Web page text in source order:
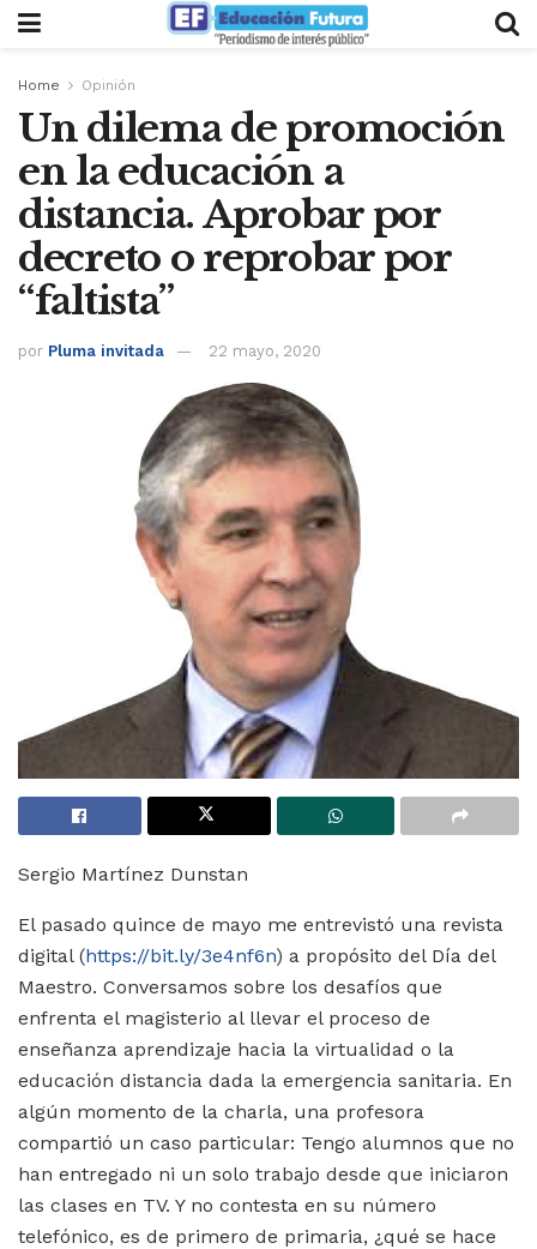
Home Opinión
Un dilema de promoción
en la educación a
distancia. Aprobar por
decreto o reprobar por
“faltista”
por Pluma invitada 22 mayo, 2020
Sergio Martínez Dunstan
El pasado quince de mayo me entrevistó una revista
digital (https://bit.ly/3e4nf6n) a propósito del Día del
Maestro. Conversamos sobre los desafíos que
enfrenta el magisterio al llevar el proceso de
enseñanza aprendizaje hacia la virtualidad o la
educación distancia dada la emergencia sanitaria. En
algún momento de la charla, una profesora
compartió un caso particular: Tengo alumnos que no
han entregado ni un solo trabajo desde que iniciaron
las clases en TV. Y no contesta en su número
telefónico, es de primero de primaria, ¿qué se hace